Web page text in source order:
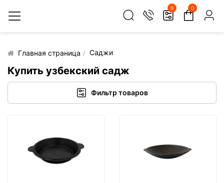
0 0
Главная страница Саджи
Купить узбекский садж
Фильтр товаров